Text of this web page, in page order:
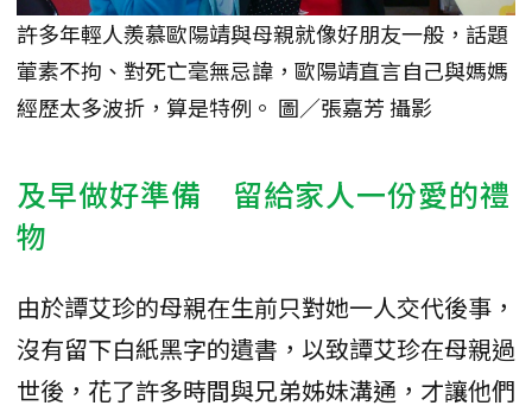
許多年輕人羨慕歐陽靖與母親就像好朋友一般，話題
葷素不拘、對死亡毫無忌諱，歐陽靖直言自己與媽媽
經歷太多波折，算是特例。 圖／張嘉芳 攝影
及早做好準備 留給家人一份愛的禮
物
由於譚艾珍的母親在生前只對她一人交代後事，
沒有留下白紙黑字的遺書，以致譚艾珍在母親過
世後，花了許多時間與兄弟姊妹溝通，才讓他們